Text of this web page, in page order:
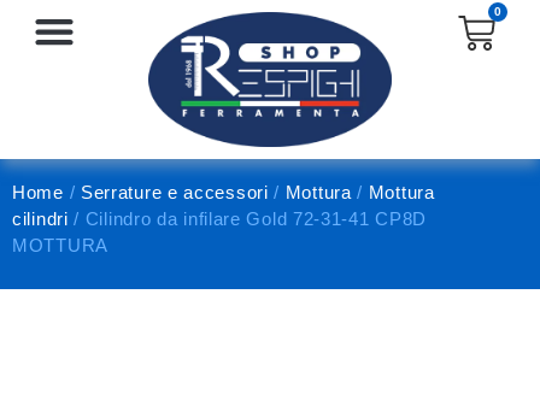
0
Home / Serrature e accessori / Mottura / Mottura
cilindri / Cilindro da infilare Gold 72-31-41 CP8D
MOTTURA